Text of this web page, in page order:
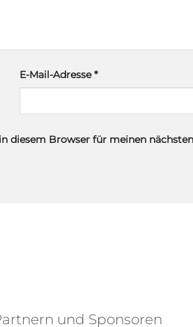
E-Mail-Adresse*
diesem Browser für meinen
und Sponsoren